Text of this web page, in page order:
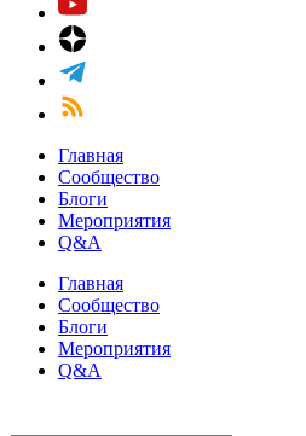
Главная
Сообщество
Блоги
Мероприятия
Q&A
Главная
Сообщество
Блоги
Мероприятия
Q&A